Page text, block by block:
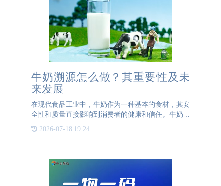
牛奶溯源怎么做？其重要性及未
来发展
在现代食品工业中，牛奶作为一种基本的食材，其安
全性和质量直接影响到消费者的健康和信任。牛奶溯
牛奶都能追溯到其源头，从而保障产品的质量和安
2026-07-18 19:24